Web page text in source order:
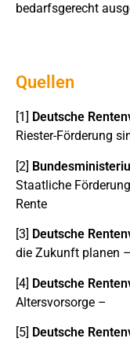
bedarfsgerecht
Quellen
[1] Deutsche
Riester-Förderung
[2]
Staatliche
Rente
[3] Deutsche
die Zukunft planen –
[4] Deutsche
Altersvorsorge –
[5] Deutsche